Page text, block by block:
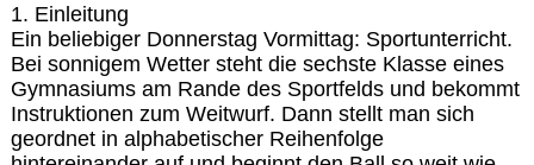
1. Einleitung
Ein beliebiger Donnerstag Vormittag: Sportunterricht.
Bei sonnigem Wetter steht die sechste Klasse eines
Gymnasiums am Rande des Sportfelds und bekommt
Instruktionen zum Weitwurf. Dann stellt man sich
geordnet in alphabetischer Reihenfolge